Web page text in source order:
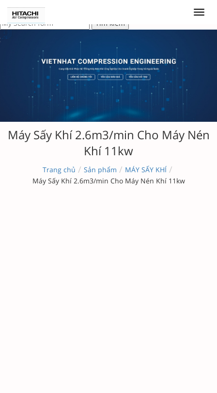
Máy Sấy Khí 2.6m3/min Cho Máy Nén
Khí 11kw
Trang chủ / Sản phẩm / MÁY SẤY KHÍ /
Máy Sấy Khí 2.6m3/min Cho Máy Nén Khí 11kw